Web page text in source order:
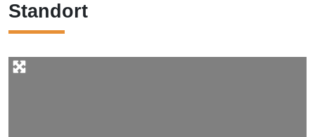
Standort